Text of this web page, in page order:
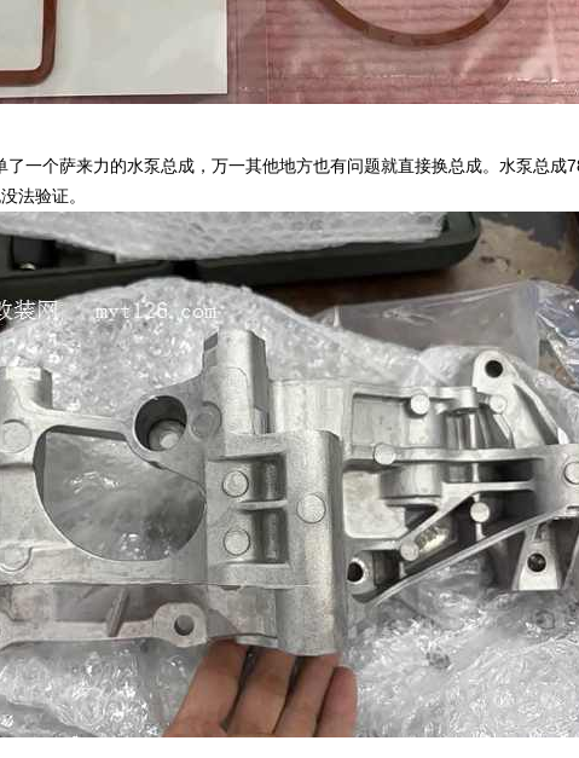
了一个萨来力的水泵总成，万一其他地方也有问题就直接换总成。水泵总成
法验证。